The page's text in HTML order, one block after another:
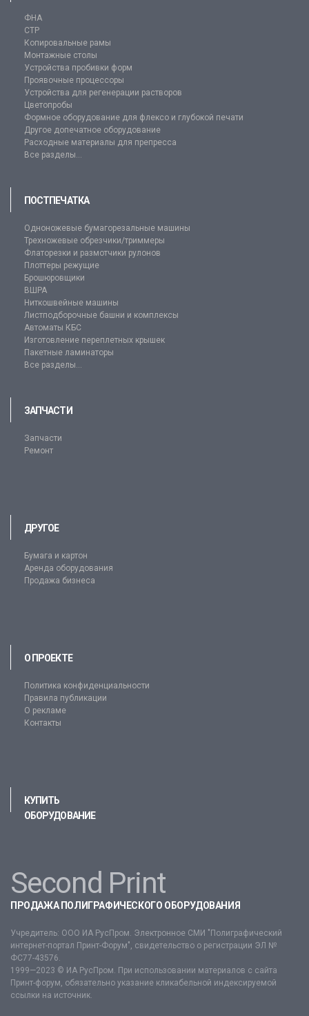
ФНА
CTP
Копировальные рамы
Монтажные столы
Устройства пробивки форм
Проявочные процессоры
Устройства для регенерации растворов
Цветопробы
Формное оборудование для флексо и глубокой печати
Другое допечатное оборудование
Расходные материалы для препресса
Все разделы...
ПОСТПЕЧАТКА
Одноножевые бумагорезальные машины
Трехножевые обрезчики/триммеры
Флаторезки и размотчики рулонов
Плоттеры режущие
Брошюровщики
ВШРА
Ниткошвейные машины
Листподборочные башни и комплексы
Автоматы КБС
Изготовление переплетных крышек
Пакетные ламинаторы
Все разделы...
ЗАПЧАСТИ
Запчасти
Ремонт
ДРУГОЕ
Бумага и картон
Аренда оборудования
Продажа бизнеса
О ПРОЕКТЕ
Политика конфиденциальности
Правила публикации
О рекламе
Контакты
КУПИТЬ
ОБОРУДОВАНИЕ
Second Print
ПРОДАЖА ПОЛИГРАФИЧЕСКОГО ОБОРУДОВАНИЯ
Учредитель: ООО ИА РусПром. Электронное СМИ "Полиграфический
интернет-портал Принт-Форум", свидетельство о регистрации ЭЛ №
ФС77-43576.
1999—2023 © ИА РусПром. При использовании материалов с сайта
Принт-форум, обязательно указание кликабельной индексируемой
ссылки на источник.